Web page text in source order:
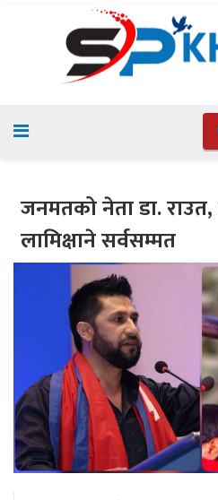
जनमतको नेता डा. राउत,
लामिक्षाने सर्वसम्मत